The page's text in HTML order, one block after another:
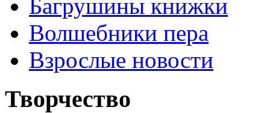
Багрушины книжки
Волшебники пера
Взрослые новости
Творчество